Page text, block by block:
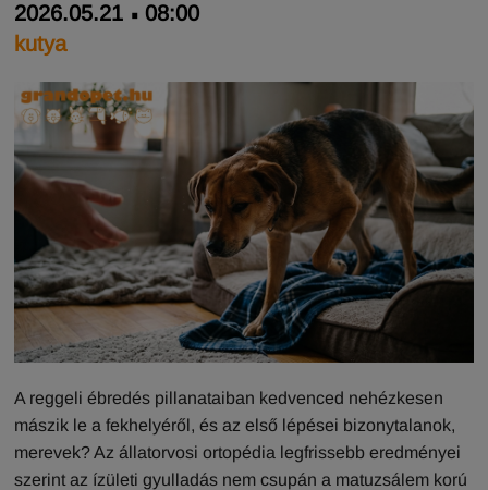
2026.05.21
08:00
kutya
A reggeli ébredés pillanataiban kedvenced nehézkesen
mászik le a fekhelyéről, és az első lépései bizonytalanok,
merevek? Az állatorvosi ortopédia legfrissebb eredményei
szerint az ízületi gyulladás nem csupán a matuzsálem korú